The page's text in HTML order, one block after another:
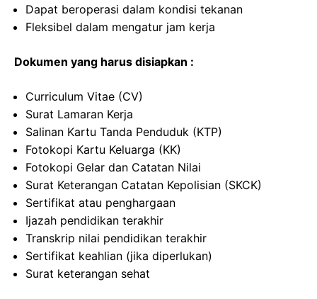
Dapat beroperasi dalam kondisi tekanan
Fleksibel dalam mengatur jam kerja
Dokumen yang harus disiapkan :
Curriculum Vitae (CV)
Surat Lamaran Kerja
Salinan Kartu Tanda Penduduk (KTP)
Fotokopi Kartu Keluarga (KK)
Fotokopi Gelar dan Catatan Nilai
Surat Keterangan Catatan Kepolisian (SKCK)
Sertifikat atau penghargaan
Ijazah pendidikan terakhir
Transkrip nilai pendidikan terakhir
Sertifikat keahlian (jika diperlukan)
Surat keterangan sehat